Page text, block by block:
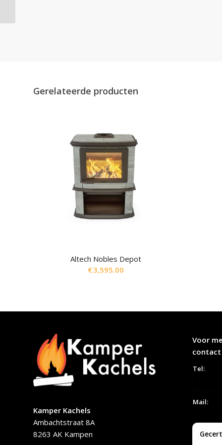
Gerelateerde producten
Altech Nobles Depot
€3,595.00
Kamper Kachels
Ambachtstraat 8A
8263 AK Kampen
Voor
contact
Tel:
Mail: